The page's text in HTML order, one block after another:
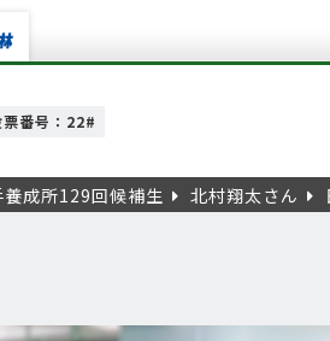
票番号：22#
養成所129回候補生 北村翔太さん